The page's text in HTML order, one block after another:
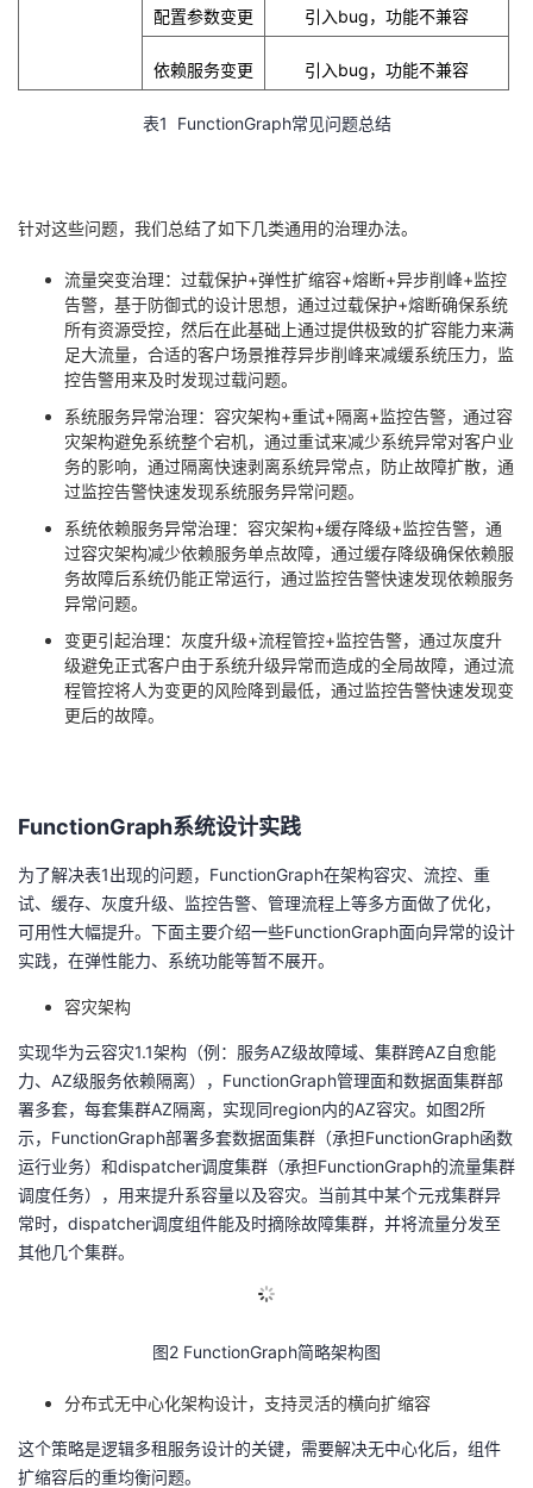
配置参数变更 引入bug，功能不兼容
依赖服务变更 引入bug，功能不兼容
表1 FunctionGraph常见问题总结
针对这些问题，我们总结了如下几类通用的治理办法。
流量突变治理：过载保护+弹性扩缩容+熔断+异步削峰+监控
告警，基于防御式的设计思想，通过过载保护+熔断确保系统
所有资源受控，然后在此基础上通过提供极致的扩容能力来满
足大流量，合适的客户场景推荐异步削峰来减缓系统压力，监
控告警用来及时发现过载问题。
系统服务异常治理：容灾架构+重试+隔离+监控告警，通过容
灾架构避免系统整个宕机，通过重试来减少系统异常对客户业
务的影响，通过隔离快速剥离系统异常点，防止故障扩散，通
过监控告警快速发现系统服务异常问题。
系统依赖服务异常治理：容灾架构+缓存降级+监控告警，通
过容灾架构减少依赖服务单点故障，通过缓存降级确保依赖服
务故障后系统仍能正常运行，通过监控告警快速发现依赖服务
异常问题。
变更引起治理：灰度升级+流程管控+监控告警，通过灰度升
级避免正式客户由于系统升级异常而造成的全局故障，通过流
程管控将人为变更的风险降到最低，通过监控告警快速发现变
更后的故障。
FunctionGraph系统设计实践
为了解决表1出现的问题， FunctionGraph在架构容灾、流控、重
试、缓存、灰度升级、监控告警、管理流程上等多方面做了优化，
可用性大幅提升。下面主要介绍一些FunctionGraph面向异常的设计
实践，在弹性能力、系统功能等暂不展开。
容灾架构
实现华为云容灾1.1架构（例：服务AZ级故障域、集群跨AZ自愈能
力、 AZ级服务依赖隔离）， FunctionGraph管理面和数据面集群部
署多套，每套集群AZ隔离，实现同region内的AZ容灾。如图2所
示， FunctionGraph部署多套数据面集群（承担FunctionGraph函数
运行业务）和dispatcher调度集群（承担FunctionGraph的流量集群
调度任务），用来提升系容量以及容灾。当前其中某个元戎集群异
常时， dispatcher调度组件能及时摘除故障集群，并将流量分发至
其他几个集群。
图2 FunctionGraph简略架构图
分布式无中心化架构设计，支持灵活的横向扩缩容
这个策略是逻辑多租服务设计的关键，需要解决无中心化后，组件
扩缩容后的重均衡问题。